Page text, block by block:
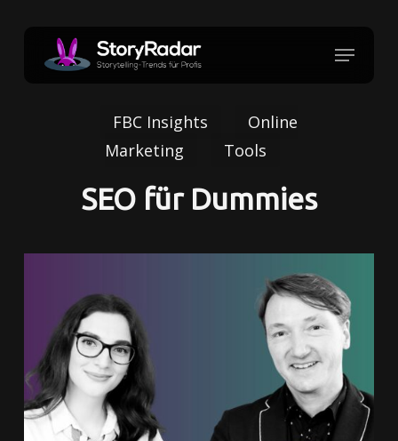
Menu
FBC Insights
Online
Marketing
Tools
SEO für Dummies
Close